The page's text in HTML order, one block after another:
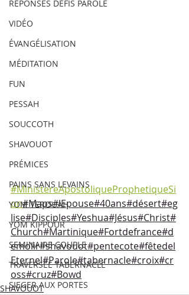
RÉPONSES DÉFIS PAROLE
VIDÉO
ÉVANGÉLISATION
MÉDITATION
FUN
PESSAH
SOUCCOTH
SHAVOUOT
PRÉMICES
PAINS SANS LEVAINS
YOM TEROUAH
YOM KIPPOUR
SEMINAIRE COUPLE
TRAVERSEE TABERNACLE
SIEGER AUX PORTES
#MinistereApostoliqueProphetiqueSi
on#Maps#lEpouse#40ans#désert#eg
lise#Disciples#Yeshua#Jésus#Christ#
Church#Martinique#Fortdefrance#d
emolir#shavouot#pentecote#fêtedel
Eternel#Parole#tabernacle#croix#cr
oss#cruz#Bowd
SHAVOUOT